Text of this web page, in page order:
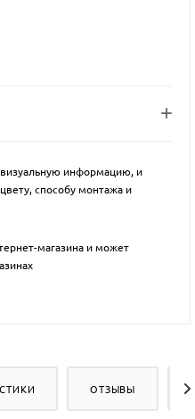
информацию, и
способу монтажа и
магазина и может
ОТЗЫВЫ